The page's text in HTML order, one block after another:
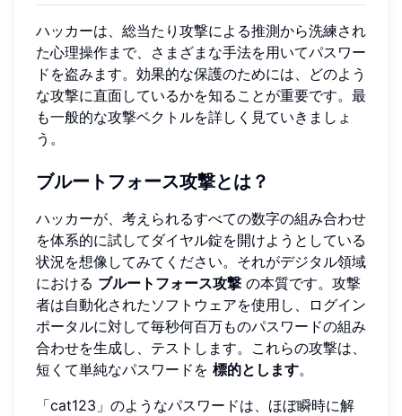
ハッカーは、総当たり攻撃による推測から洗練され
た心理操作まで、さまざまな手法を用いてパスワー
ドを盗みます。効果的な保護のためには、どのよう
な攻撃に直面しているかを知ることが重要です。最
も一般的な攻撃ベクトルを詳しく見ていきましょ
う。
ブルートフォース攻撃とは？
ハッカーが、考えられるすべての数字の組み合わせ
を体系的に試してダイヤル錠を開けようとしている
状況を想像してみてください。それがデジタル領域
における ブルートフォース攻撃 の本質です。攻撃
者は自動化されたソフトウェアを使用し、ログイン
ポータルに対して毎秒何百万ものパスワードの組み
合わせを生成し、テストします。これらの攻撃は、
短くて単純なパスワードを 標的とします。
「cat123」のようなパスワードは、ほぼ瞬時に解